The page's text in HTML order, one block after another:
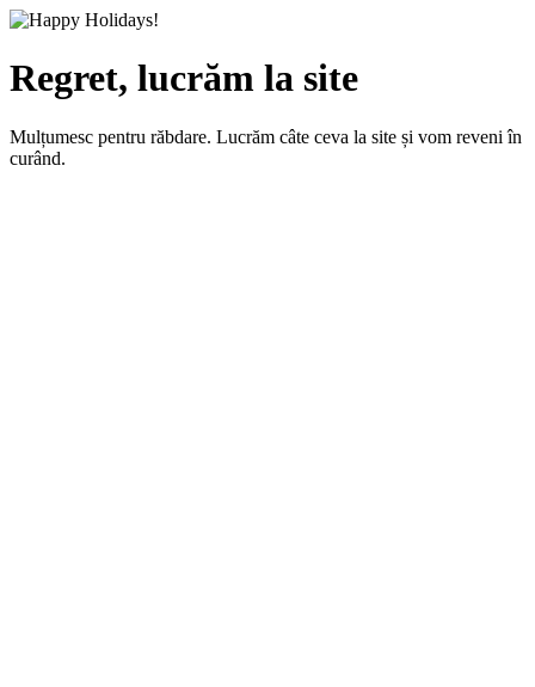
Regret, lucrăm la site
Mulțumesc pentru răbdare. Lucrăm câte ceva la site și vom reveni în
curând.